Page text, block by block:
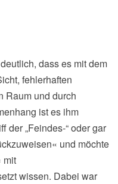
dass es mit dem
fehlerhaften
Raum und durch
ist es ihm
der „Feindes-“ oder gar
und möchte
mit
wissen. Dabei war